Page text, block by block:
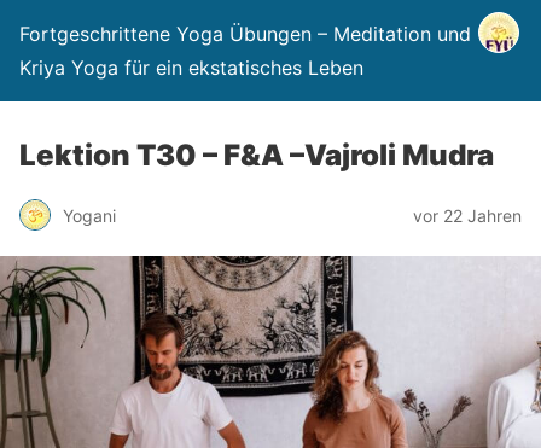
Fortgeschrittene Yoga Übungen – Meditation und
Kriya Yoga für ein ekstatisches Leben
Lektion T30 – F&A –Vajroli Mudra
Yogani vor 22 Jahren